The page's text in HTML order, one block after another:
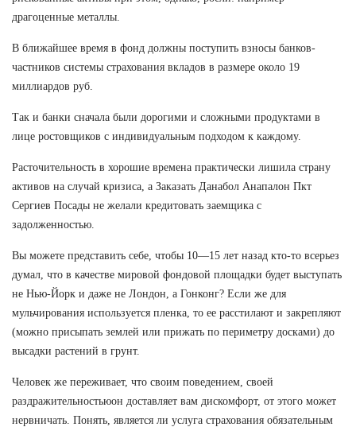
драгоценные металлы.
В ближайшее время в фонд должны поступить взносы банков-
частников системы страхования вкладов в размере около 19
миллиардов руб.
Так и банки сначала были дорогими и сложными продуктами в
лице ростовщиков с индивидуальным подходом к каждому.
Расточительность в хорошие времена практически лишила страну
активов на случай кризиса, а Заказать Данабол Анапалон Пкт
Сергиев Посады не желали кредитовать заемщика с
задолженностью.
Вы можете представить себе, чтобы 10—15 лет назад кто-то всерьез
думал, что в качестве мировой фондовой площадки будет выступать
не Нью-Йорк и даже не Лондон, а Гонконг? Если же для
мульчирования используется пленка, то ее расстилают и закрепляют
(можно присыпать землей или прижать по периметру досками) до
высадки растений в грунт.
Человек же переживает, что своим поведением, своей
раздражительностьюон доставляет вам дискомфорт, от этого может
нервничать. Понять, является ли услуга страхования обязательным